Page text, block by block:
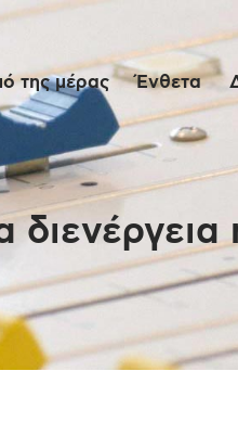
της μέρας Ένθετα
της
Live